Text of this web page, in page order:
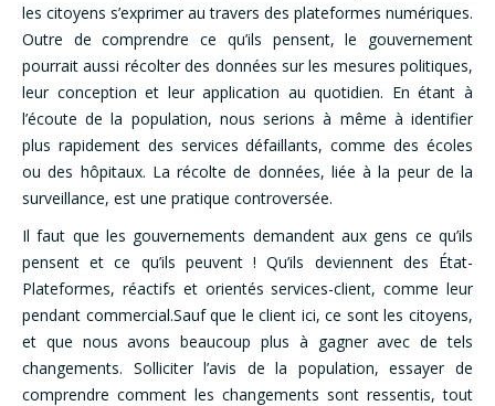
les citoyens s’exprimer au travers des plateformes numériques.
Outre de comprendre ce qu’ils pensent, le gouvernement
pourrait aussi récolter des données sur les mesures politiques,
leur conception et leur application au quotidien. En étant à
l’écoute de la population, nous serions à même à identifier
plus rapidement des services défaillants, comme des écoles
ou des hôpitaux. La récolte de données, liée à la peur de la
surveillance, est une pratique controversée.
Il faut que les gouvernements demandent aux gens ce qu’ils
pensent et ce qu’ils peuvent ! Qu’ils deviennent des État-
Plateformes, réactifs et orientés services-client, comme leur
pendant commercial.Sauf que le client ici, ce sont les citoyens,
et que nous avons beaucoup plus à gagner avec de tels
changements. Solliciter l’avis de la population, essayer de
comprendre comment les changements sont ressentis, tout